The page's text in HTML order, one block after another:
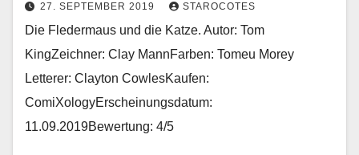
27. SEPTEMBER 2019 STAROCOTES
Die Fledermaus und die Katze. Autor: Tom
KingZeichner: Clay MannFarben: Tomeu Morey
Letterer: Clayton CowlesKaufen:
ComiXologyErscheinungsdatum:
11.09.2019Bewertung: 4/5